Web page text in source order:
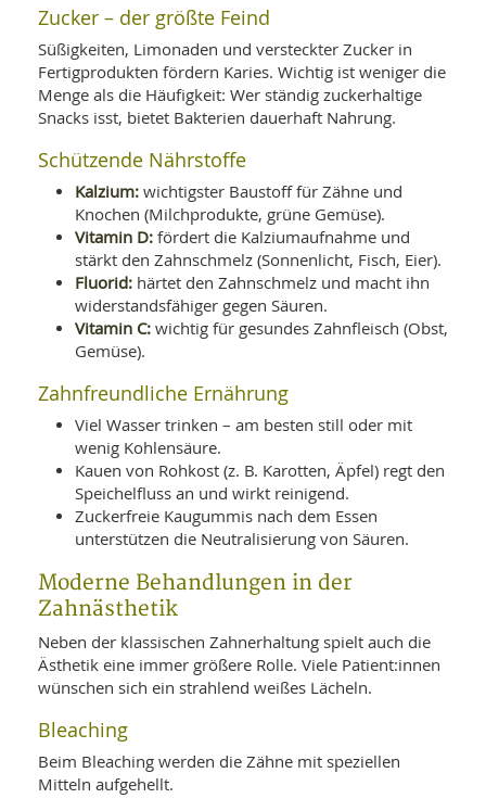
Zucker – der größte Feind
Süßigkeiten, Limonaden und versteckter Zucker in
Fertigprodukten fördern Karies. Wichtig ist weniger die
Menge als die Häufigkeit: Wer ständig zuckerhaltige
Snacks isst, bietet Bakterien dauerhaft Nahrung.
Schützende Nährstoffe
Kalzium:wichtigster Baustoff für Zähne und
Knochen (Milchprodukte, grüne Gemüse).
Vitamin D:fördert die Kalziumaufnahme und
stärkt den Zahnschmelz (Sonnenlicht, Fisch, Eier).
Fluorid:härtet den Zahnschmelz und macht ihn
widerstandsfähiger gegen Säuren.
Vitamin C:wichtig für gesundes Zahnfleisch (Obst,
Gemüse).
Zahnfreundliche Ernährung
Viel Wasser trinken – am besten still oder mit
wenig Kohlensäure.
Kauen von Rohkost (z. B. Karotten, Äpfel) regt den
Speichelfluss an und wirkt reinigend.
Zuckerfreie Kaugummis nach dem Essen
unterstützen die Neutralisierung von Säuren.
Moderne Behandlungen in der
Zahnästhetik
Neben der klassischen Zahnerhaltung spielt auch die
Ästhetik eine immer größere Rolle. Viele Patient:innen
wünschen sich ein strahlend weißes Lächeln.
Bleaching
Beim Bleaching werden die Zähne mit speziellen
Mitteln aufgehellt.